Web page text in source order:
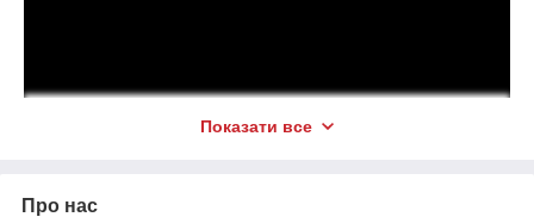
Агматин в спортивному харчуванні
Показати все
Про нас